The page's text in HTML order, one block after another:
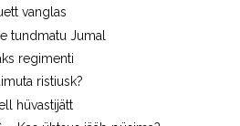
vanglas
tundmatu Jumal
regimenti
ristiusk?
hüvastijätt